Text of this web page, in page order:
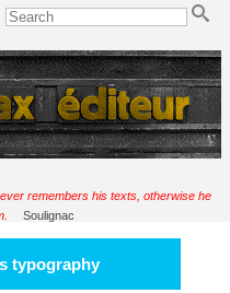
remembers his texts, otherwise he
Soulignac
typography